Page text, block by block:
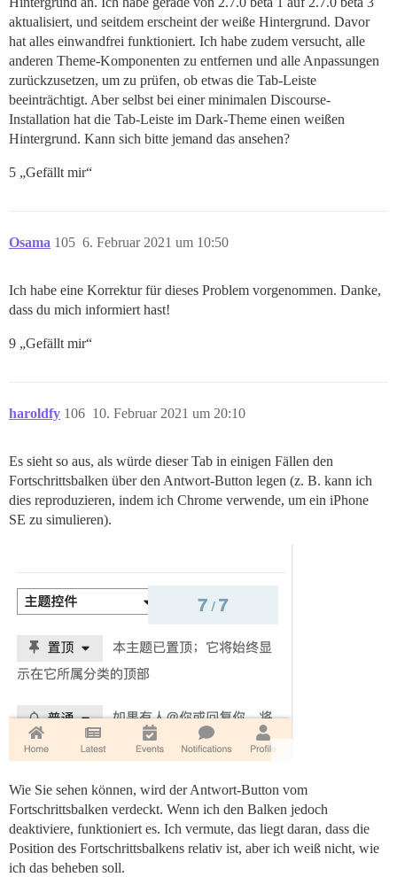
aktualisiert, und seitdem erscheint der weiße Hintergrund. Davor
hat alles einwandfrei funktioniert. Ich habe zudem versucht, alle
anderen Theme-Komponenten zu entfernen und alle Anpassungen
zurückzusetzen, um zu prüfen, ob etwas die Tab-Leiste
beeinträchtigt. Aber selbst bei einer minimalen Discourse-
Installation hat die Tab-Leiste im Dark-Theme einen weißen
Hintergrund. Kann sich bitte jemand das ansehen?
5 „Gefällt mir“
Osama 6. Februar 2021 um 10:50
105
Ich habe eine Korrektur für dieses Problem vorgenommen. Danke,
dass du mich informiert hast!
9 „Gefällt mir“
haroldfy 10. Februar 2021 um 20:10
106
Es sieht so aus, als würde dieser Tab in einigen Fällen den
Fortschrittsbalken über den Antwort-Button legen (z. B. kann ich
dies reproduzieren, indem ich Chrome verwende, um ein iPhone
SE zu simulieren).
Wie Sie sehen können, wird der Antwort-Button vom
Fortschrittsbalken verdeckt. Wenn ich den Balken jedoch
deaktiviere, funktioniert es. Ich vermute, das liegt daran, dass die
Position des Fortschrittsbalkens relativ ist, aber ich weiß nicht, wie
ich das beheben soll.